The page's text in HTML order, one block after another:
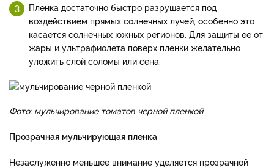
Пленка достаточно быстро разрушается под
воздействием прямых солнечных лучей, особенно это
касается солнечных южных регионов. Для защиты ее от
жары и ультрафиолета поверх пленки желательно
уложить слой соломы или сена.
Фото: мульчирование томатов черной пленкой
Прозрачная мульчирующая пленка
Незаслуженно меньшее внимание уделяется прозрачной